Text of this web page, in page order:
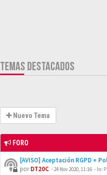
TEMAS DESTACADOS
Nuevo Tema
FORO
[AVISO] Aceptación RGPD +
porDT20C -24 Nov 2020, 11:16 - In: